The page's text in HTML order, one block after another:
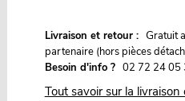
Livraison et retour : Gratuit
partenaire (hors pièces
Besoin d'info ? 02 72 24 05
Tout savoir sur la livraison